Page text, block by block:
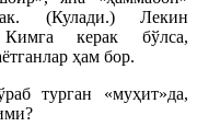
(Кулади.) Лекин
Кимга керак бўлса,
ҳам бор.
турган «муҳит»да,